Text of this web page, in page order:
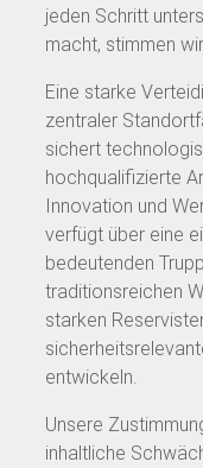
jeden Schritt
macht, stimmen
Eine starke
zentraler
sichert
hochqualifizierte
Innovation und
verfügt über eine
bedeutenden
traditionsreichen
starken
entwickeln.
Unsere
inhaltliche